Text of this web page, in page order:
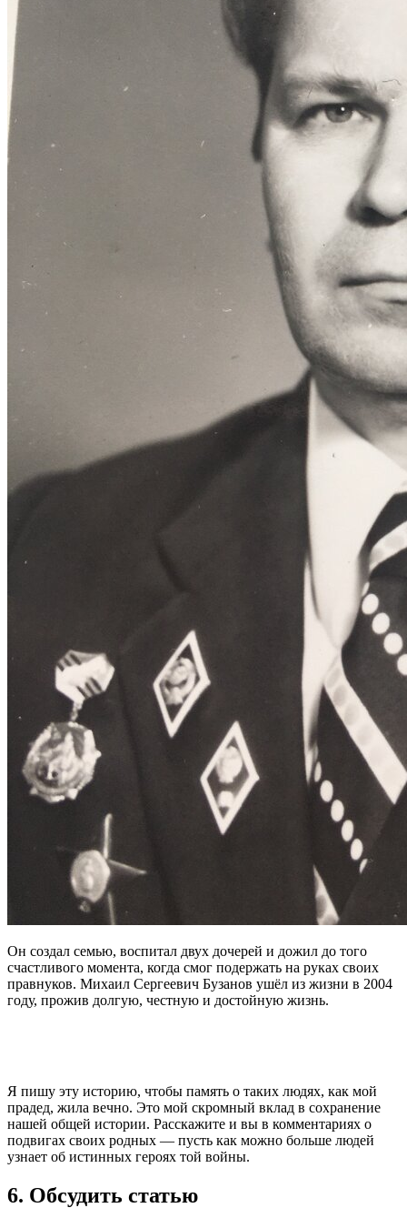
Он создал семью, воспитал двух дочерей и дожил до того
счастливого момента, когда смог подержать на руках своих
правнуков. Михаил Сергеевич Бузанов ушёл из жизни в 2004
году, прожив долгую, честную и достойную жизнь.
Я пишу эту историю, чтобы память о таких людях, как мой
прадед, жила вечно. Это мой скромный вклад в сохранение
нашей общей истории. Расскажите и вы в комментариях о
подвигах своих родных — пусть как можно больше людей
узнает об истинных героях той войны.
6. Обсудить статью